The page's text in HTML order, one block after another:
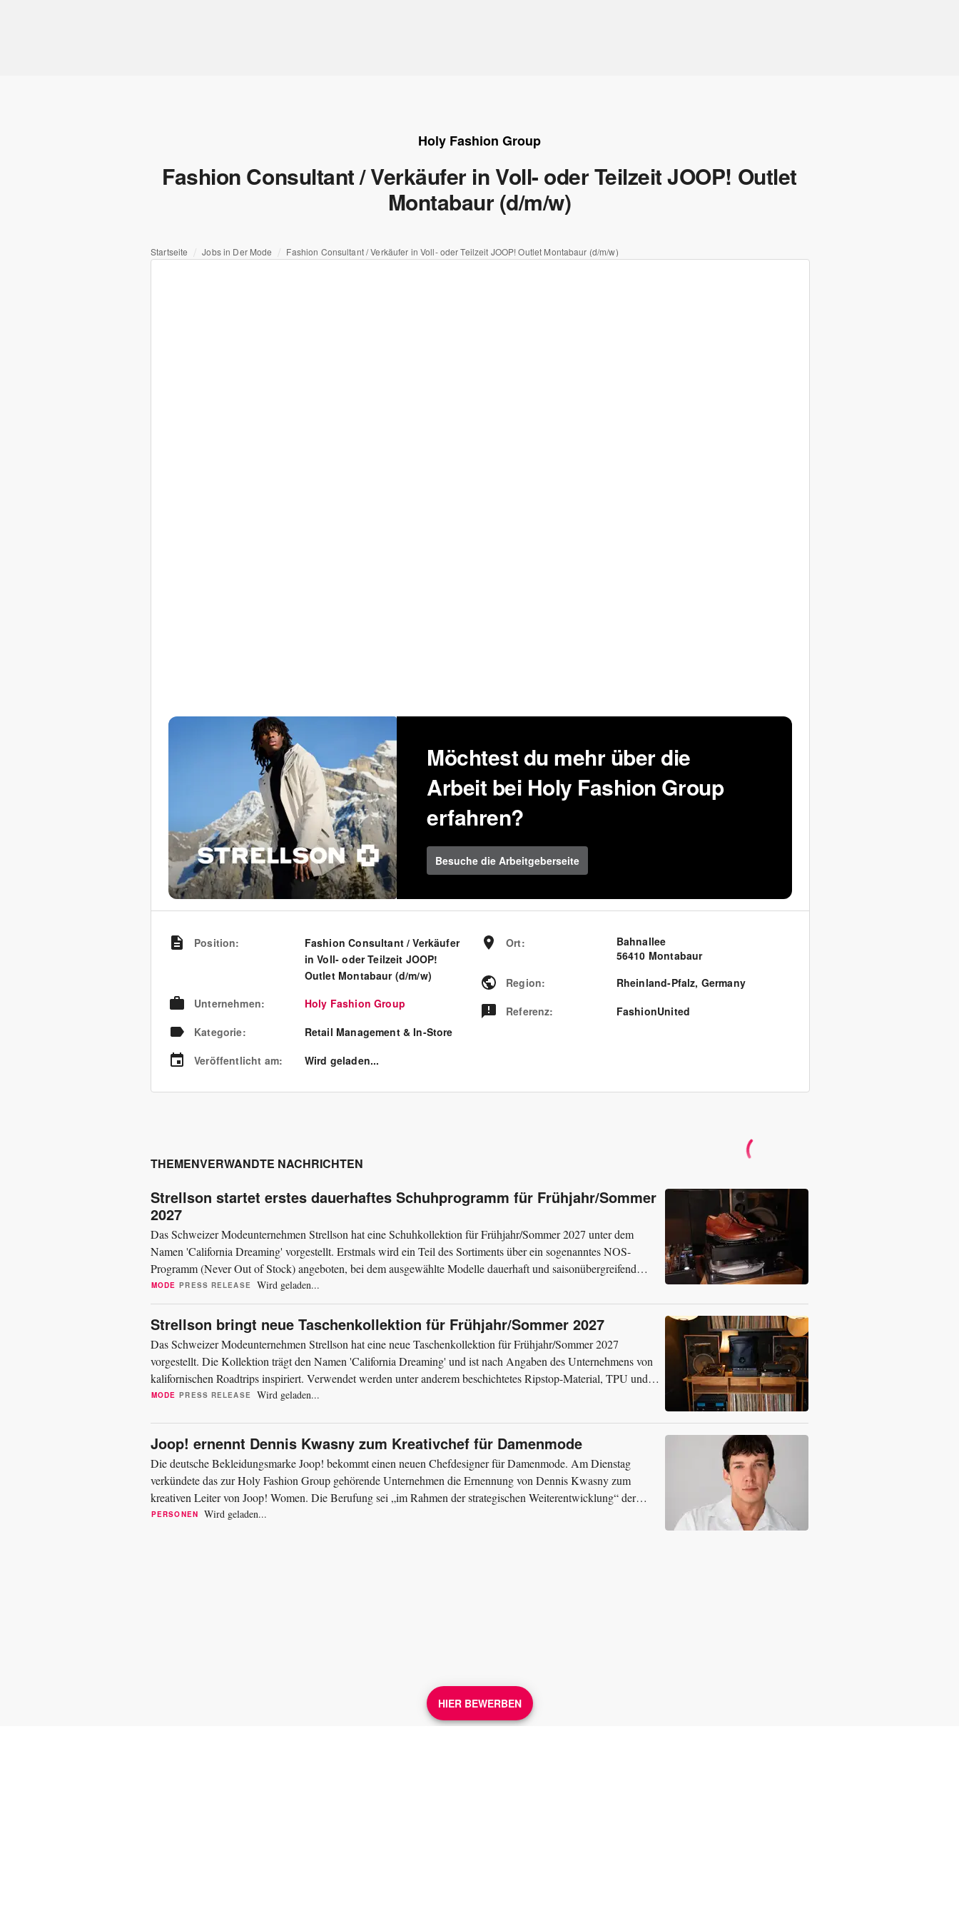
Holy Fashion Group
Fashion Consultant / Verkäufer in Voll- oder Teilzeit JOOP! Outlet
Montabaur (d/m/w)
Startseite Jobs in Der Mode Fashion Consultant / Verkäufer in Voll- oder Teilzeit JOOP! Outlet Montabaur (d/m/w)
HIER BEWERBEN
Möchtest du mehr über die
Arbeit bei Holy Fashion Group
erfahren?
Besuche die Arbeitgeberseite
Position:
Fashion Consultant / Verkäufer
in Voll- oder Teilzeit JOOP!
Outlet Montabaur (d/m/w)
Unternehmen:
Holy Fashion Group
Kategorie:
Retail Management & In-Store
Veröffentlicht am: Wird geladen...
Ort:
Bahnallee
56410 Montabaur
Region: Rheinland-Pfalz, Germany
Referenz: FashionUnited
THEMENVERWANDTE NACHRICHTEN
Strellson startet erstes dauerhaftes Schuhprogramm für Frühjahr/Sommer
2027
Das Schweizer Modeunternehmen Strellson hat eine Schuhkollektion für Frühjahr/Sommer 2027 unter dem
Namen 'California Dreaming' vorgestellt. Erstmals wird ein Teil des Sortiments über ein sogenanntes NOS-
Programm (Never Out of Stock) angeboten, bei dem ausgewählte Modelle dauerhaft und saisonübergreifend
verfügbar bleiben, statt nur für eine...
MODE PRESS RELEASE Wird geladen...
Strellson bringt neue Taschenkollektion für Frühjahr/Sommer 2027
Das Schweizer Modeunternehmen Strellson hat eine neue Taschenkollektion für Frühjahr/Sommer 2027
vorgestellt. Die Kollektion trägt den Namen 'California Dreaming' und ist nach Angaben des Unternehmens von
kalifornischen Roadtrips inspiriert. Verwendet werden unter anderem beschichtetes Ripstop-Material, TPU und
weitere Hightech-Materialien. Die...
MODE PRESS RELEASE Wird geladen...
Joop! ernennt Dennis Kwasny zum Kreativchef für Damenmode
Die deutsche Bekleidungsmarke Joop! bekommt einen neuen Chefdesigner für Damenmode. Am Dienstag
verkündete das zur Holy Fashion Group gehörende Unternehmen die Ernennung von Dennis Kwasny zum
kreativen Leiter von Joop! Women. Die Berufung sei „im Rahmen der strategischen Weiterentwicklung“ der
Damenmode-Kategorie erfolgt, heißt es in einer...
PERSONEN Wird geladen...